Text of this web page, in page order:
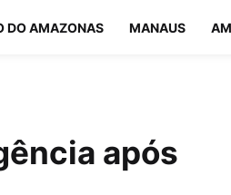
DO AMAZONAS MANAUS
após